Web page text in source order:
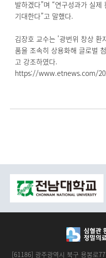
발하겠다”며 “연구성과가 실
기대한다”고 말했다.
김장호 교수는 '광번위 창상 환
품을 조속히 상용화해 글로벌
고 강조하였다.
https://www.etnews.com/
[61186] 광주광역시 북구 용봉로